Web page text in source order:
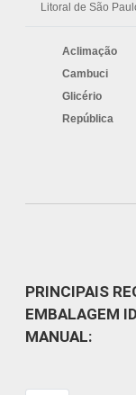
Litoral de São
Aclimação
Cambuci
Glicério
República
PRINCIPAIS
EMBALAGEM
MANUAL: